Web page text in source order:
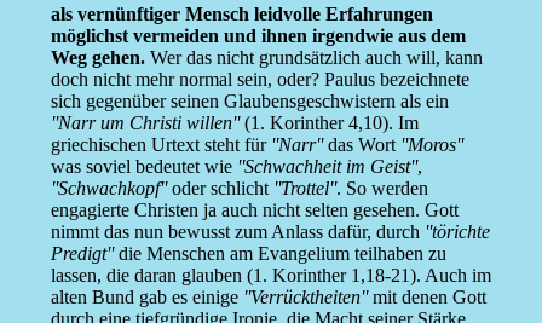
als vernünftiger Mensch leidvolle Erfahrungen
möglichst vermeiden und ihnen irgendwie aus dem
Weg gehen.Wer das nicht grundsätzlich auch will, kann
doch nicht mehr normal sein, oder? Paulus bezeichnete
sich gegenüber seinen Glaubensgeschwistern als ein
''Narr um Christi willen''(1. Korinther 4,10). Im
griechischen Urtext steht für ''Narr''das Wort ''Moros''
was soviel bedeutet wie ''Schwachheit im Geist'',
''Schwachkopf''oder schlicht ''Trottel''. So werden
engagierte Christen ja auch nicht selten gesehen. Gott
nimmt das nun bewusst zum Anlass dafür, durch ''törichte
Predigt''die Menschen am Evangelium teilhaben zu
lassen, die daran glauben (1. Korinther 1,18-21). Auch im
alten Bund gab es einige ''Verrücktheiten''mit denen Gott
durch eine tiefgründige Ironie, die Macht seiner Stärke